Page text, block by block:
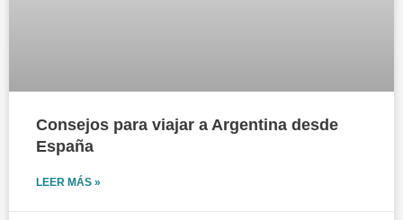
Consejos para viajar a Argentina desde
España
LEER MÁS »